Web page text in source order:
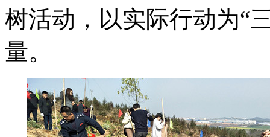
树活动，以实际行动为“
量。